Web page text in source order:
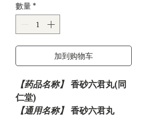
格
數量*
加到购物车
【药品名称】 香砂六君丸(同
仁堂)
【通用名称】 香砂六君丸